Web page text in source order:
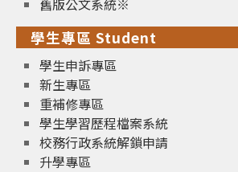
學生專區 Student
學生申訴專區
新生專區
重補修專區
學生學習歷程檔案系統
校務行政系統解鎖申請
升學專區